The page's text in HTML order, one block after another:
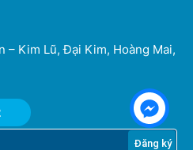
– Kim Lũ, Đại Kim, Hoàng Mai,